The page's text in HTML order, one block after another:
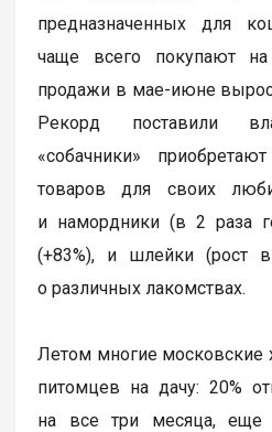
предназначенных для
чаще всего покупают на
продажи в мае-июне
Рекорд поставили
«собачники»
товаров для своих
и намордники (в 2 раза
(+83%), и шлейки (рост
о различных лакомствах.
Летом многие московские
питомцев на дачу: 20%
на все три месяца, еще